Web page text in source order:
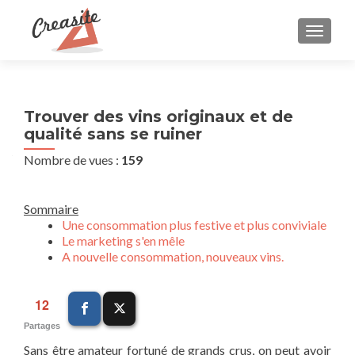
Trouver des vins originaux et de
qualité sans se ruiner
Nombre de vues : 159
Sommaire
Une consommation plus festive et plus conviviale
Le marketing s'en mêle
A nouvelle consommation, nouveaux vins.
12
Partages
Sans être amateur fortuné de grands crus, on peut avoir